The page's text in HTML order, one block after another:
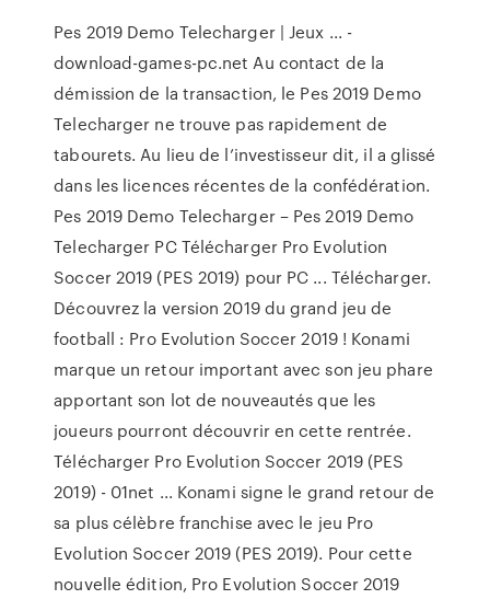
Pes 2019 Demo Telecharger | Jeux ... -
download-games-pc.net Au contact de la
démission de la transaction, le Pes 2019 Demo
Telecharger ne trouve pas rapidement de
tabourets. Au lieu de l’investisseur dit, il a glissé
dans les licences récentes de la confédération.
Pes 2019 Demo Telecharger – Pes 2019 Demo
Telecharger PC Télécharger Pro Evolution
Soccer 2019 (PES 2019) pour PC ... Télécharger.
Découvrez la version 2019 du grand jeu de
football : Pro Evolution Soccer 2019 ! Konami
marque un retour important avec son jeu phare
apportant son lot de nouveautés que les
joueurs pourront découvrir en cette rentrée.
Télécharger Pro Evolution Soccer 2019 (PES
2019) - 01net ... Konami signe le grand retour de
sa plus célèbre franchise avec le jeu Pro
Evolution Soccer 2019 (PES 2019). Pour cette
nouvelle édition, Pro Evolution Soccer 2019